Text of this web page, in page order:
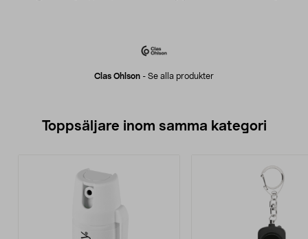
Clas Ohlson - Se alla produkter
Toppsäljare inom samma kategori